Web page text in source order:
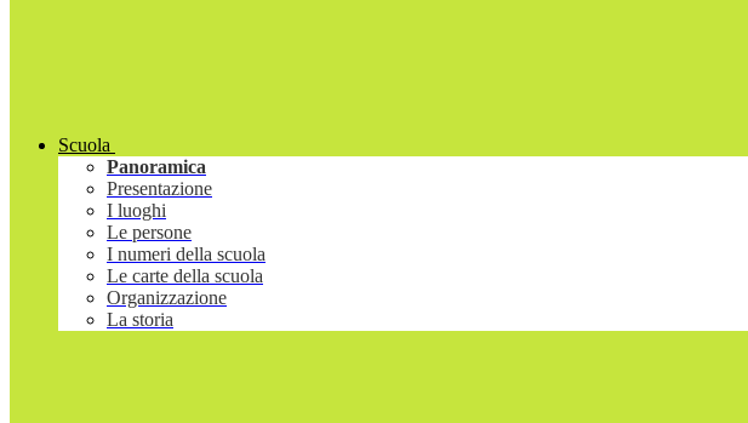
Scuola
Panoramica
Presentazione
I luoghi
Le persone
I numeri della scuola
Le carte della scuola
Organizzazione
La storia